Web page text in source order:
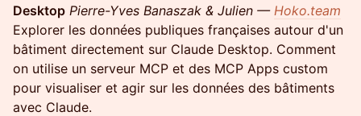
Desktop Pierre-Yves Banaszak & Julien — Hoko.team
Explorer les données publiques françaises autour d'un
bâtiment directement sur Claude Desktop. Comment
on utilise un serveur MCP et des MCP Apps custom
pour visualiser et agir sur les données des bâtiments
avec Claude.